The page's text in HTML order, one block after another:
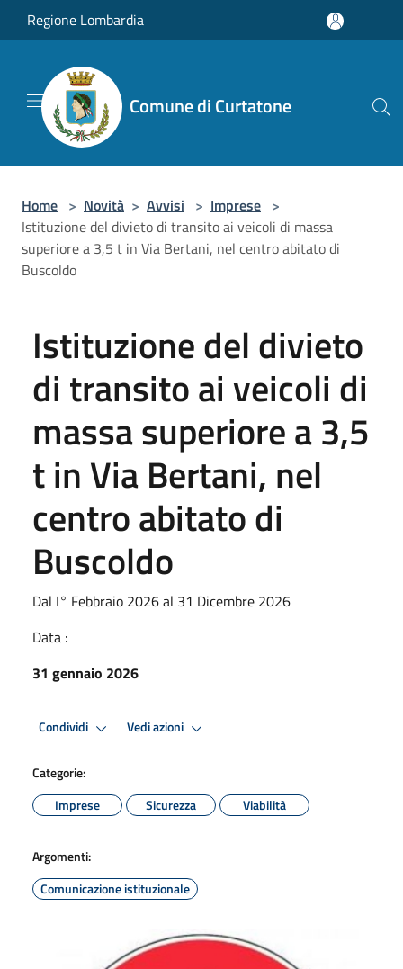
Salta al contenuto principale
Regione Lombardia
Comune di Curtatone
Home > Novità > Avvisi > Imprese >
Istituzione del divieto di transito ai veicoli di massa
superiore a 3,5 t in Via Bertani, nel centro abitato di
Buscoldo
Istituzione del divieto
di transito ai veicoli di
massa superiore a 3,5
t in Via Bertani, nel
centro abitato di
Buscoldo
Dal I° Febbraio 2026 al 31 Dicembre 2026
Data :
31 gennaio 2026
Condividi Vedi azioni
Categorie:
Imprese
Sicurezza Viabilità
Argomenti:
Comunicazione istituzionale